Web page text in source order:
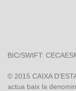
BIC/SWIFT:
© 2015 CAIXA
actua baix la